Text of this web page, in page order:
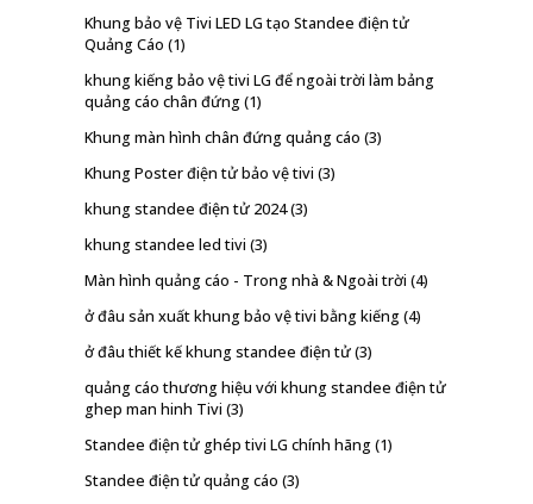
Khung bảo vệ Tivi LED LG tạo Standee điện tử
Quảng Cáo (1)
khung kiếng bảo vệ tivi LG để ngoài trời làm bảng
quảng cáo chân đứng(1)
Khung màn hình chân đứng quảng cáo (3)
Khung Poster điện tử bảo vệ tivi (3)
khung standee điện tử 2024(3)
khung standee led tivi (3)
Màn hình quảng cáo - Trong nhà & Ngoài trời (4)
ở đâu sản xuất khung bảo vệ tivi bằng kiếng(4)
ở đâu thiết kế khung standee điện tử(3)
quảng cáo thương hiệu với khung standee điện tử
ghep man hinh Tivi (3)
Standee điện tử ghép tivi LG chính hãng(1)
Standee điện tử quảng cáo (3)